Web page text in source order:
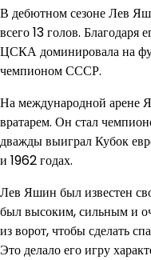
В дебютном сезоне Лев
всего 13 голов.
ЦСКА доминировала на
чемпионом СССР.
На международной арене
вратарем. Он стал
дважды выиграл Кубок
и 1962 годах.
Лев Яшин был известен
был высоким, сильным и
из ворот, чтобы сделать
Это делало его игру